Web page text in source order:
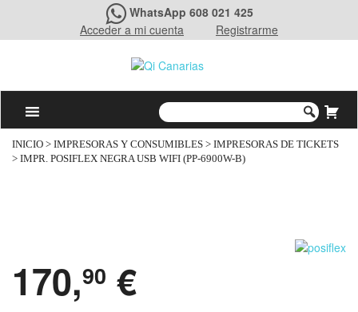
WhatsApp 608 021 425
Acceder a mi cuenta
Registrarme
INICIO > IMPRESORAS Y CONSUMIBLES > IMPRESORAS DE TICKETS
> IMPR. POSIFLEX NEGRA USB WIFI (PP-6900W-B)
170,90 €